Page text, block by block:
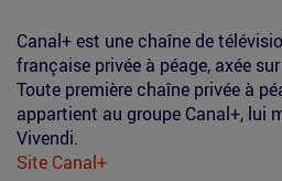
Canal+ est une chaîne de
française privée à péage, axée
Toute première chaîne privée à
appartient au groupe Canal+, lui
Vivendi.
Site Canal+